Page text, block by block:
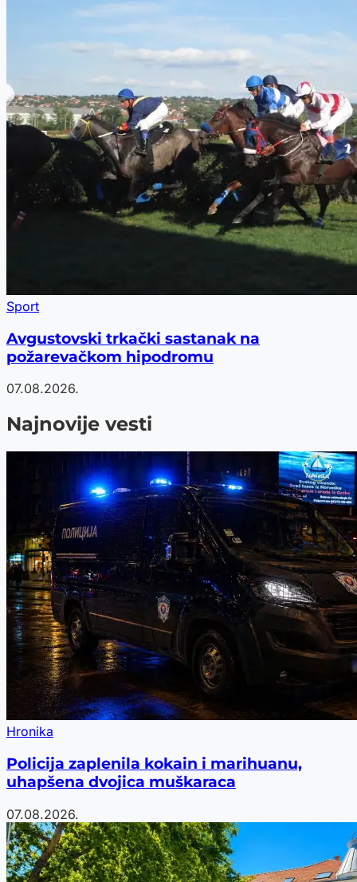
Sport
Avgustovski trkački sastanak na
požarevačkom hipodromu
07.08.2026.
Najnovije vesti
Hronika
Policija zaplenila kokain i marihuanu,
uhapšena dvojica muškaraca
07.08.2026.